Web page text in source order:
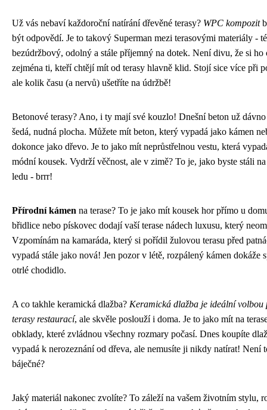
Už vás nebaví každoroční natírání dřevěné terasy? WPC kompozit
být odpovědí. Je to takový Superman mezi terasovými materiály -
bezúdržbový, odolný a stále příjemný na dotek. Není divu, že si
zejména ti, kteří chtějí mít od terasy hlavně klid. Stojí sice více při
ale kolik času (a nervů) ušetříte na údržbě!
Betonové terasy? Ano, i ty mají své kouzlo! Dnešní beton už
šedá, nudná plocha. Můžete mít beton, který vypadá jako kámen
dokonce jako dřevo. Je to jako mít neprůstřelnou vestu, která
módní kousek. Vydrží věčnost, ale v zimě? To je, jako byste stáli
ledu - brrr!
Přírodní kámen na terase? To je jako mít kousek hor přímo u
břidlice nebo pískovec dodají vaší terase nádech luxusu, který
Vzpomínám na kamaráda, který si pořídil žulovou terasu před
vypadá stále jako nová! Jen pozor v létě, rozpálený kámen dokáže
otrlé chodidlo.
A co takhle keramická dlažba? Keramická dlažba je ideální volbou
terasy restaurací, ale skvěle poslouží i doma. Je to jako mít na
obklady, které zvládnou všechny rozmary počasí. Dnes koupíte
vypadá k nerozeznání od dřeva, ale nemusíte ji nikdy natírat! Není
báječné?
Jaký materiál nakonec zvolíte? To záleží na vašem životním stylu,